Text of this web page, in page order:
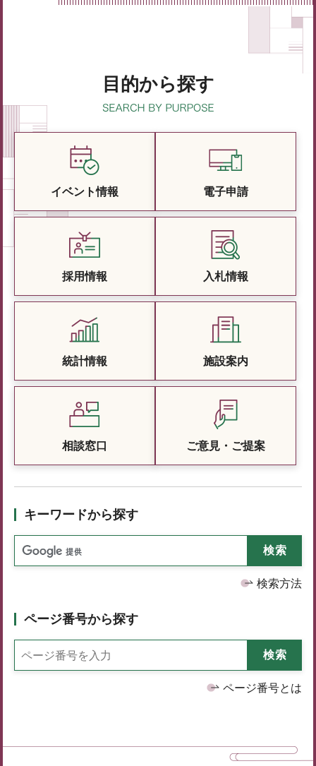
目的から探す
イベント情報 電子申請
採用情報 入札情報
統計情報 施設案内
相談窓口 ご意見・ご提案
キーワードから探す
検索方法
ページ番号から探す
ページ番号とは